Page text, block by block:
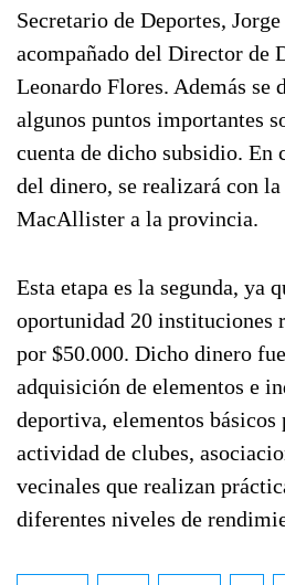
Secretario de Deportes,
acompañado del Director de
Leonardo Flores. Además se
algunos puntos importantes
cuenta de dicho subsidio. En
del dinero, se realizará con
MacAllister a la provincia.
Esta etapa es la segunda, ya
oportunidad 20 instituciones
por $50.000. Dicho dinero
adquisición de elementos e
deportiva, elementos básicos
actividad de clubes,
vecinales que realizan
diferentes niveles de